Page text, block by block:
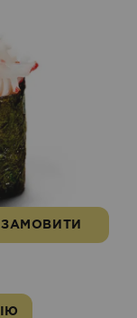
ЗАМОВИТИ